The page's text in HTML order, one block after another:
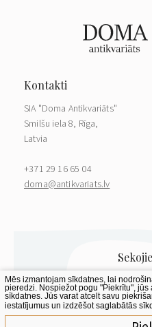
SIA "Doma Antikvariāts"
Smilšu iela 8, Rīga,
Latvia
+371 29 16 65 04
doma@antikvariats.lv
Mēs izmantojam sīkdatnes, lai
pieredzi. Nospiežot pogu "Piekrītu",
sīkdatnes. Jūs varat atcelt savu
iestatījumus un izdzēšot saglabātās